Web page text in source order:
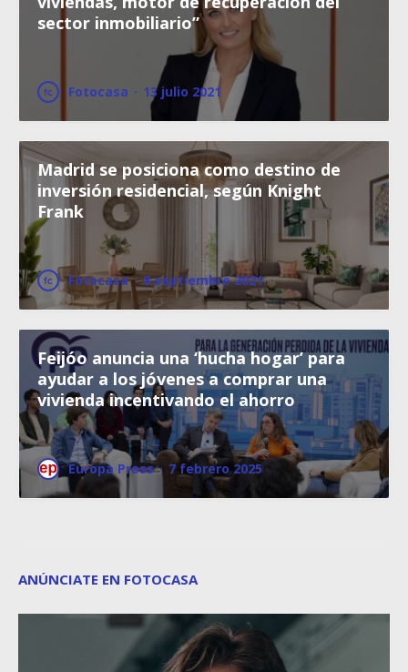
sector inmobiliario”
Fotocasa · 13 julio 2021
Madrid se posiciona como destino de
inversión residencial, según Knight
Frank
Fotocasa · 8 septiembre 2021
Feijóo anuncia una ‘hucha hogar’ para
ayudar a los jóvenes a comprar una
vivienda incentivando el ahorro
Europa Press · 7 febrero 2025
ANÚNCIATE EN FOTOCASA